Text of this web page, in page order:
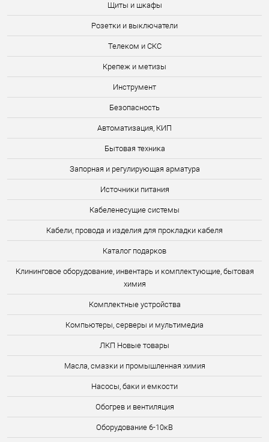
Щиты и шкафы
Розетки и выключатели
Телеком и СКС
Крепеж и метизы
Инструмент
Безопасность
Автоматизация, КИП
Бытовая техника
Запорная и регулирующая арматура
Источники питания
Кабеленесущие системы
Кабели, провода и изделия для прокладки кабеля
Каталог подарков
Клининговое оборудование, инвентарь и комплектующие, бытовая
химия
Комплектные устройства
Компьютеры, серверы и мультимедиа
ЛКП Новые товары
Масла, смазки и промышленная химия
Насосы, баки и емкости
Обогрев и вентиляция
Оборудование 6-10кВ